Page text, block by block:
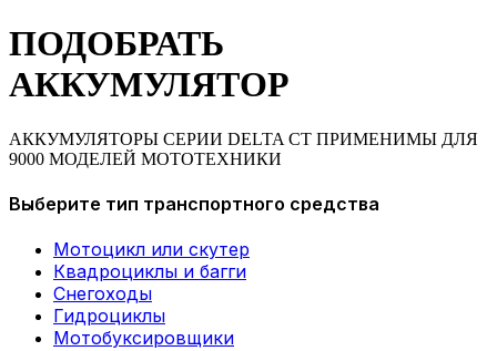
ПОДОБРАТЬ
АККУМУЛЯТОР
АККУМУЛЯТОРЫ СЕРИИ DELTA CT ПРИМЕНИМЫ ДЛЯ
9000 МОДЕЛЕЙ МОТОТЕХНИКИ
Выберите тип транспортного средства
Мотоцикл или скутер
Квадроциклы и багги
Снегоходы
Гидроциклы
Мотобуксировщики